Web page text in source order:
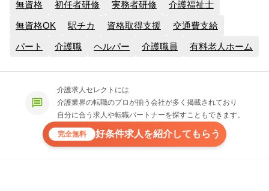
無資格 初任者研修 実務者研修 介護福祉士
無資格OK 駅チカ 資格取得支援 交通費支給
パート 介護職 ヘルパー 介護職員 有料老人ホーム
介護求人セレクトには
介護業界の転職のプロが揃う会社が多く掲載されており
自分に合う求人や転職パートナーを探すこともできます。
完全無料 好条件求人を紹介してもらう